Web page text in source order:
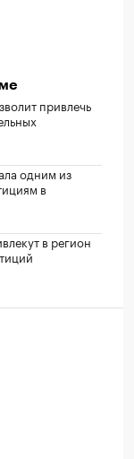
привлечь
одним из
в
в регион